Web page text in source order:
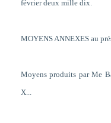
février deux mille dix.
MOYENS ANNEXES au
Moyens produits par Me
X...